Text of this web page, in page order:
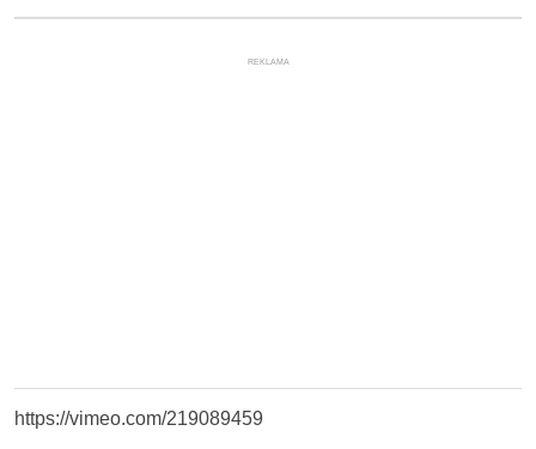
REKLAMA
https://vimeo.com/219089459